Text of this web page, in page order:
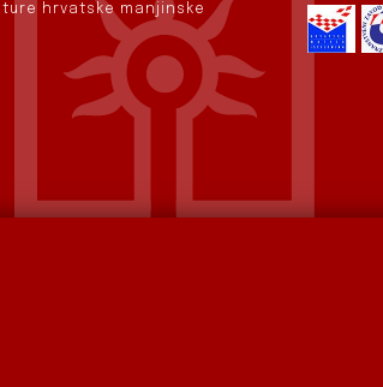
hrvatske manjinske